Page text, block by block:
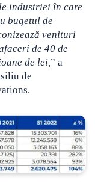
industriei în care
bugetul de
venituri
de 40 de
de lei,” a
de